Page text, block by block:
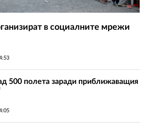
в социалните мрежи
500 полета заради приближаващия